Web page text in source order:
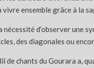
ensemble grâce à la
nécessité d’observer une
des diagonales ou
de chants du Gourara a,